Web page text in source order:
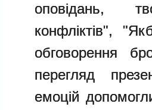
оповідань,
конфліктів",
обговорення
перегляд
емоцій